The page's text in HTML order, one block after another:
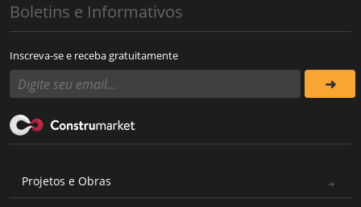
Boletins e Informativos
Inscreva-se e receba gratuitamente
Projetos e Obras